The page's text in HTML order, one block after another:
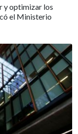
y optimizar los
el Ministerio